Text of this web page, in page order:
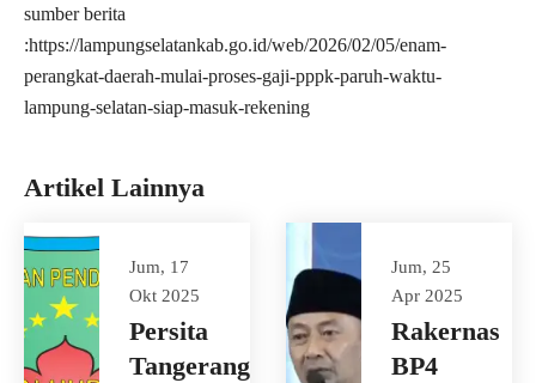
sumber berita
:https://lampungselatankab.go.id/web/2026/02/05/enam-
perangkat-daerah-mulai-proses-gaji-pppk-paruh-waktu-
lampung-selatan-siap-masuk-rekening
Artikel Lainnya
Jum, 17
Okt 2025
Persita
Tangerang
Jum, 25
Apr 2025
Rakernas
BP4